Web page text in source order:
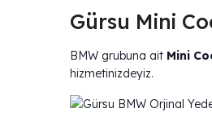
Gürsu Mini
BMW grubuna ait Mini
hizmetinizdeyiz.